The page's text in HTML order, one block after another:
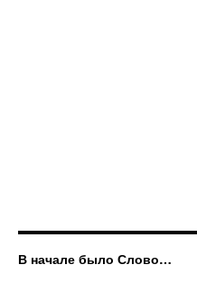
В начале было Слово…